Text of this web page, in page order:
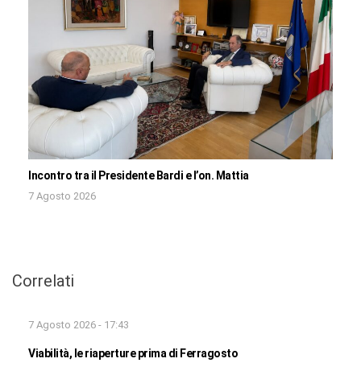
Incontro tra il Presidente Bardi e l’on. Mattia
7 Agosto 2026
Correlati
7 Agosto 2026 - 17:43
Viabilità, le riaperture prima di Ferragosto